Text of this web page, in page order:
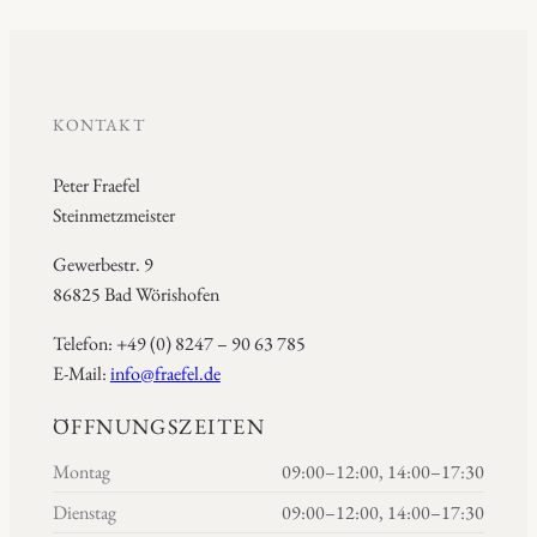
KONTAKT
Peter Fraefel
Steinmetzmeister
Gewerbestr. 9
86825 Bad Wörishofen
Telefon: +49 (0) 8247 – 90 63 785
E-Mail:info@fraefel.de
ÖFFNUNGSZEITEN
Montag
09:00–12:00, 14:00–17:30
Dienstag
09:00–12:00, 14:00–17:30